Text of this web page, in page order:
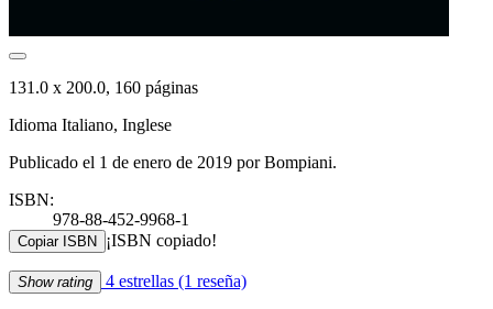
131.0 x 200.0, 160 páginas
Idioma Italiano, Inglese
Publicado el 1 de enero de 2019 por Bompiani.
ISBN:
978-88-452-9968-1
Copiar ISBN ¡ISBN copiado!
Show rating 4 estrellas (1 reseña)